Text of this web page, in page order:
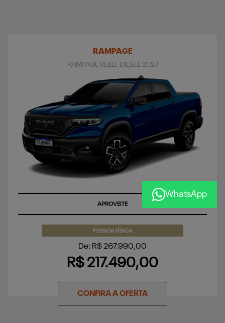
RAMPAGE
RAMPAGE REBEL DIESEL 2027
ÚLTIMAS UNIDADES
PESSOA FÍSICA
De: R$ 267.990,00
R$ 217.490,00
CONFIRA A OFERTA
WhatsApp